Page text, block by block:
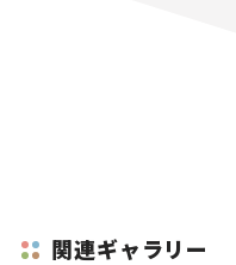
関連ギャラリー